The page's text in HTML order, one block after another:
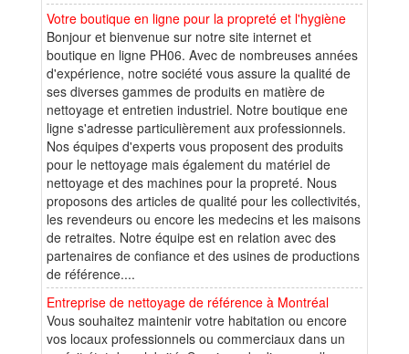
Votre boutique en ligne pour la propreté et l'hygiène
Bonjour et bienvenue sur notre site internet et
boutique en ligne PH06. Avec de nombreuses années
d'expérience, notre société vous assure la qualité de
ses diverses gammes de produits en matière de
nettoyage et entretien industriel. Notre boutique ene
ligne s'adresse particulièrement aux professionnels.
Nos équipes d'experts vous proposent des produits
pour le nettoyage mais également du matériel de
nettoyage et des machines pour la propreté. Nous
proposons des articles de qualité pour les collectivités,
les revendeurs ou encore les medecins et les maisons
de retraites. Notre équipe est en relation avec des
partenaires de confiance et des usines de productions
de référence....
Entreprise de nettoyage de référence à Montréal
Vous souhaitez maintenir votre habitation ou encore
vos locaux professionnels ou commerciaux dans un